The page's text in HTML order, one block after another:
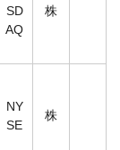
SD
AQ
株
NY
SE
株